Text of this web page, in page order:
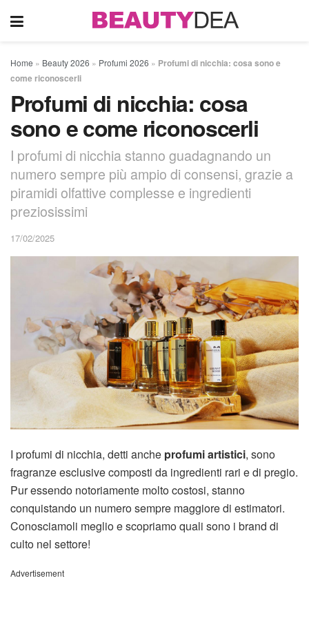
Home » Beauty 2026 » Profumi 2026 » Profumi di nicchia: cosa sono e
come riconoscerli
Profumi di nicchia: cosa
sono e come riconoscerli
I profumi di nicchia stanno guadagnando un
numero sempre più ampio di consensi, grazie a
piramidi olfattive complesse e ingredienti
preziosissimi
17/02/2025
I profumi di nicchia, detti anche profumi artistici, sono
fragranze esclusive composti da ingredienti rari e di pregio.
Pur essendo notoriamente molto costosi, stanno
conquistando un numero sempre maggiore di estimatori.
Conosciamoli meglio e scopriamo quali sono i brand di
culto nel settore!
Advertisement